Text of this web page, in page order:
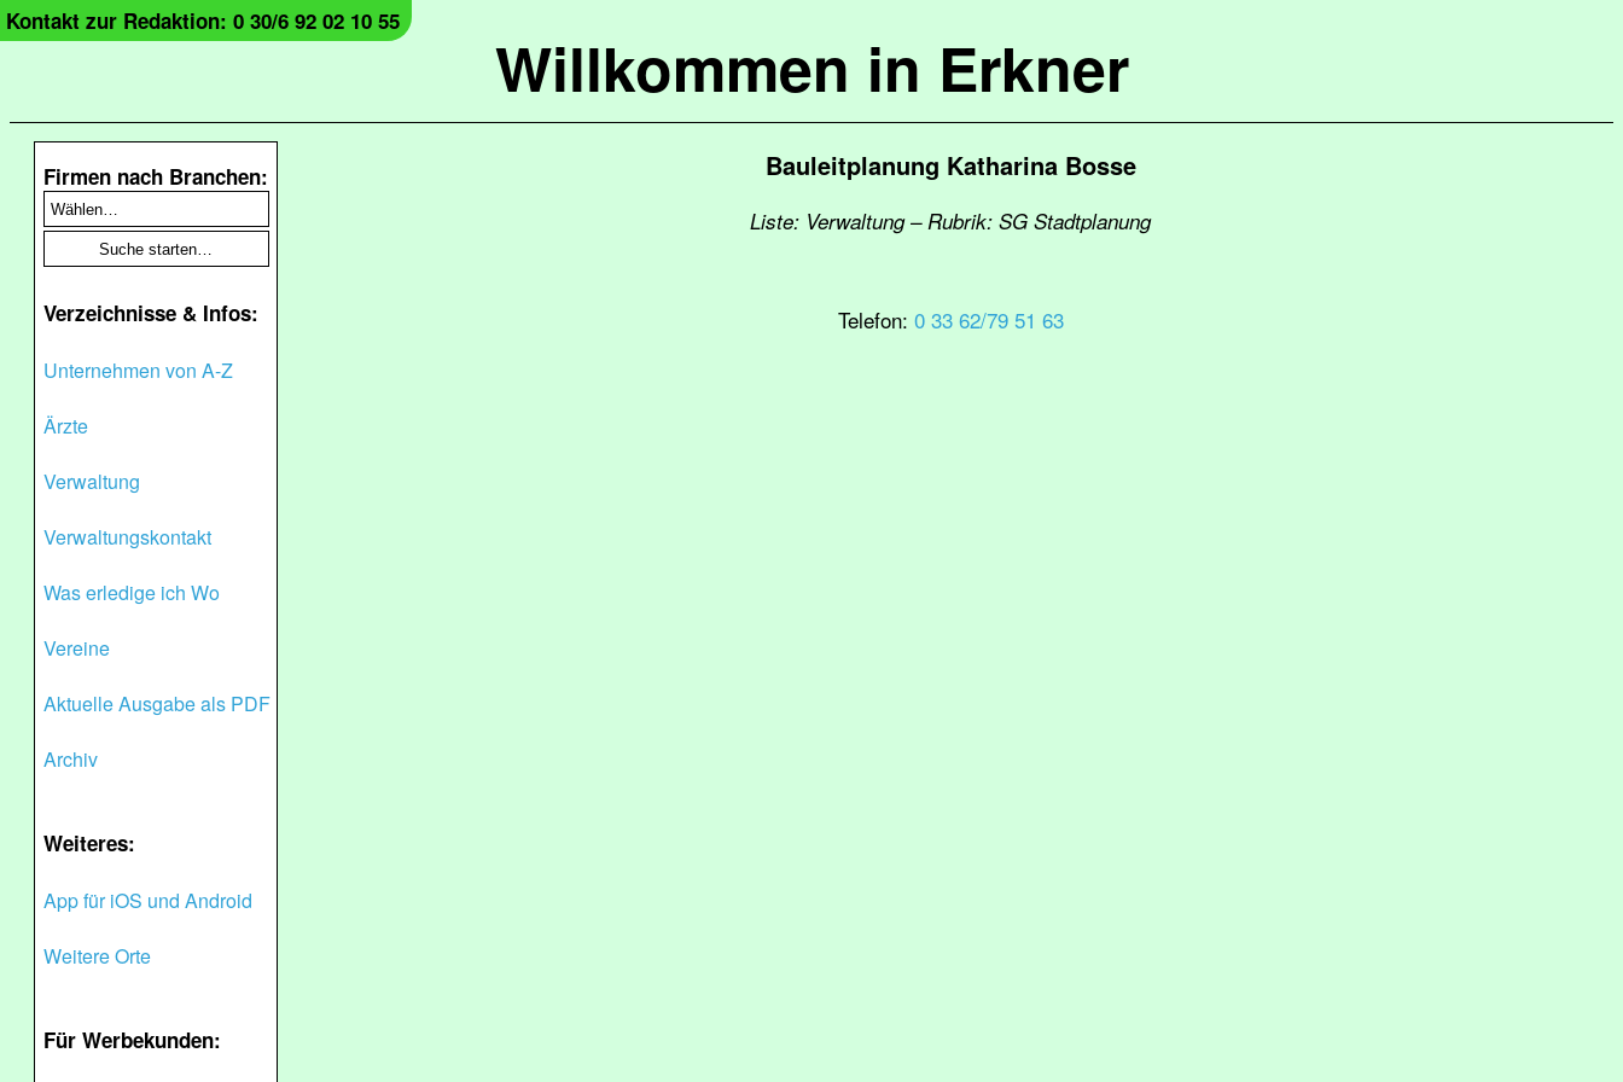
Willkommen in Erkner
Kontakt zur Redaktion: 0 30/6 92 02 10 55
Firmen nach Branchen:
Verzeichnisse & Infos:
Unternehmen von A-Z
Ärzte
Verwaltung
Verwaltungskontakt
Was erledige ich Wo
Vereine
Aktuelle Ausgabe als PDF
Archiv
Weiteres:
App für iOS und Android
Weitere Orte
Für Werbekunden:
Bauleitplanung Katharina Bosse
Liste: Verwaltung – Rubrik: SG Stadtplanung
Telefon: 0 33 62/79 51 63